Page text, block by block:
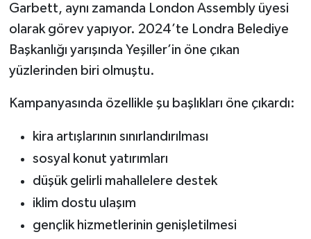
Garbett, aynı zamanda London Assembly üyesi
olarak görev yapıyor. 2024’te Londra Belediye
Başkanlığı yarışında Yeşiller’in öne çıkan
yüzlerinden biri olmuştu.
Kampanyasında özellikle şu başlıkları öne çıkardı:
kira artışlarının sınırlandırılması
sosyal konut yatırımları
düşük gelirli mahallelere destek
iklim dostu ulaşım
gençlik hizmetlerinin genişletilmesi